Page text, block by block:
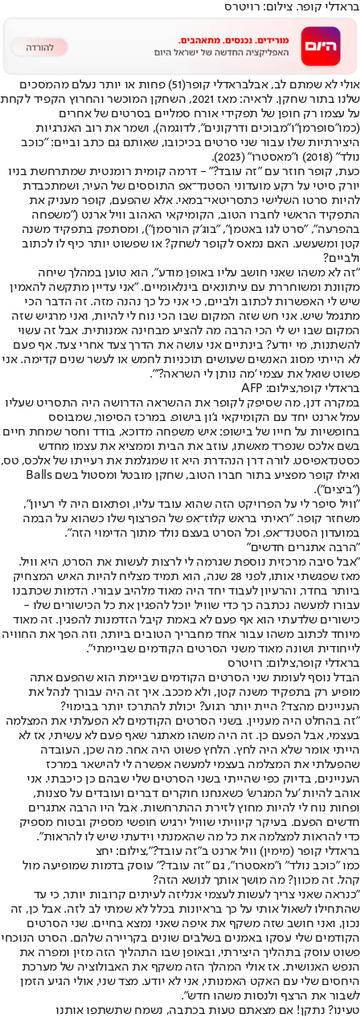
בראדלי קופר. צילום: רויטרס
אולי לא שמתם לב, אבלבראדלי קופר
(51) פחות או יותר נעלם מהמסכים
שלנו בתור שחקן. לראיה: מאז 2021, השחקן המוכשר והחרוץ הקפיד לקחת
על עצמו רק חופן של תפקידי אורח סמליים בסרטים של אחרים
(כמו"סופרמן"ו"מבוכים ודרקונים", לדוגמה), ושמר את רוב האנרגיות
היצירתיות שלו עבור שני סרטים בכיכובו, שאותם גם כתב וביים: "כוכב
נולד" (2018) ו"מאסטרו" (2023).
כעת, קופר חוזר עם "זה עובד?" - דרמה קומית רומנטית שמתרחשת בניו
יורק סיטי על רקע מועדוני הסטנד־אפ התוססים של העיר, ושמתכבדת
להיות סרטו השלישי כתסריטאי־במאי. אלא שהפעם, קופר מעניק את
התפקיד הראשי לחברו הטוב, הקומיקאי האהוב וויל ארנט ("משפחה
בהפרעה", "סרט לגו באטמן", "בוג'ק הורסמן"), ומסתפק בתפקיד משנה
קטן ומשעשע. האם נמאס לקופר לשחק? או שפשוט יותר כיף לו לכתוב
ולביים?
"זה לא משהו שאני חושב עליו באופן מודע", הוא טוען במהלך שיחה
מקוונת ומשוחררת עם עיתונאים בינלאומיים. "אני עדיין מתקשה להאמין
שיש לי האפשרות לכתוב ולביים, כי אני כל כך נהנה מזה. זה הדבר הכי
מתגמל שיש. אני חש שזה המקום שבו הכי נוח לי להיות, ואני מרגיש שזה
המקום שבו יש לי הכי הרבה מה להציע מבחינה אמנותית. אבל זה עשוי
להשתנות, מי יודע? בינתיים אני עושה את הדרך צעד אחרי צעד. אף פעם
לא הייתי מסוג האנשים שעושים תוכניות לחמש או לעשר שנים קדימה. אני
פשוט שואל את עצמי 'מה נותן לי השראה?'".
בראדלי קופר,צילום: AFP
במקרה דנן, מה שסיפק לקופר את ההשראה הדרושה היה התסריט שעליו
עמל ארנט יחד עם הקומיקאי ג'ון בישופ. במרכז הסיפור, שמבוסס
בחופשיות על חייו של בישופ: איש משפחה מדוכא, בודד וחסר שמחת חיים
בשם אלכס שנפרד מאשתו, עוזב את הבית וממציא את עצמו מחדש
כסטנדאפיסט. לורה דרן הנהדרת היא זו שמגלמת את רעייתו של אלכס, טס,
ואילו קופר מפציע בתור חברו הטוב, שחקן מובטל ומסטול בשם Balls
("ביצים").
"וויל סיפר לי על הפרויקט הזה שהוא עובד עליו, ופתאום היה לי רעיון",
משחזר קופר. "ראיתי בראש קלוז־אפ של הפרצוף שלו כשהוא על הבמה
במועדון הסטנד־אפ, וכל הסרט בעצם נולד מתוך הדימוי הזה".
"הרבה אתגרים חדשים"
"אבל סיבה מרכזית נוספת שגרמה לי לרצות לעשות את הסרט, היא וויל.
מאז שפגשתי אותו, לפני 28 שנה, הוא תמיד מצליח להיות האיש המצחיק
ביותר בחדר, והרעיון לעבוד יחד היה מאוד מלהיב עבורי. הדמות שכתבנו
עבורו למעשה נכתבה כך כדי שוויל יוכל להפגין את כל הכישורים שלו -
כישורים שלדעתי הוא אף פעם לא באמת קיבל הזדמנות להפגין. זה מאוד
מיוחד לכתוב משהו עבור אחד מחבריך הטובים ביותר, וזה הפך את החוויה
לייחודית ושונה מאוד משני הסרטים הקודמים שביימתי".
בראדלי קופר,צילום: רויטרס
הבדל נוסף לעומת שני הסרטים הקודמים שביימת הוא שהפעם אתה
מופיע רק בתפקיד משנה קטן, ולא מככב. איך זה היה עבורך לנהל את
העניינים מהצד? היית יותר רגוע? יכולת להתרכז יותר בבימוי?
"זה בהחלט היה מעניין. בשני הסרטים הקודמים לא הפעלתי את המצלמה
בעצמי, אבל הפעם כן. זה היה משהו מאתגר שאף פעם לא עשיתי, אז לא
הייתי אומר שלא היה לחץ. הלחץ פשוט היה אחר. מה שכן, העובדה
שהפעלתי את המצלמה בעצמי למעשה אפשרה לי להישאר במרכז
העניינים, בדיוק כפי שהייתי בשני הסרטים שלי שבהם כן כיכבתי. אני
אוהב להיות 'על המגרש' כשאנחנו חוקרים דברים ועובדים על סצנות,
ופחות נוח לי להיות מחוץ לזירת ההתרחשות. אבל היו הרבה אתגרים
חדשים הפעם. בעיקר קיוויתי שוויל ירגיש חופשי מספיק ובטוח מספיק
כדי להראות למצלמה את כל מה שהאמנתי וידעתי שיש לו להראות".
בראדלי קופר (מימין) וויל ארנט ב"זה עובד?",צילום: יחצ
כמו "כוכב נולד" ו"מאסטרו", גם "זה עובד?" עוסק בדמות שמופיעה מול
קהל. זה מכוון? מה מושך אותך לנושא הזה?
"כנראה שאני צריך לעשות לעצמי אנליזה לעיתים קרובות יותר, כי עד
שהתחילו לשאול אותי על כך בראיונות בכלל לא שמתי לב לזה. אבל כן, זה
נכון, ואני חושב שזה משקף את איפה שאני נמצא בחיים. שני הסרטים
הקודמים שלי עסקו באמנים בשלבים שונים בקריירה שלהם. הסרט הנוכחי
פשוט עוסק בתהליך היצירתי, ובאופן שבו התהליך הזה מזין ומפרה את
הנפש האנושית. אז אולי המהלך הזה משקף את האבולוציה של מערכת
היחסים שלי עם האקט האמנותי, אני לא יודע. מצד שני, אולי הגיע הזמן
לשבור את הרצף ולנסות משהו חדש".
טעינו? נתקן! אם מצאתם טעות בכתבה, נשמח שתשתפו אותנו